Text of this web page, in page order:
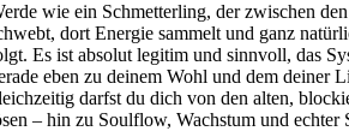
wie ein Schmetterling, der zwischen
dort Energie sammelt und ganz
Es ist absolut legitim und sinnvoll, das
eben zu deinem Wohl und dem deiner
darfst du dich von den alten,
– hin zu Soulflow, Wachstum und echter